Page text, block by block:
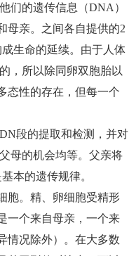
们的遗传信息（DNA）
母亲。之间各自提供的2
生命的延续。由于人体
，所以除同卵双胞胎以
态性的存在，但每一个
段的提取和检测，并对
母的机会均等。父亲将
本的遗传规律。
胞。精、卵细胞受精形
一个来自母亲，一个来
情况除外）。在大多数